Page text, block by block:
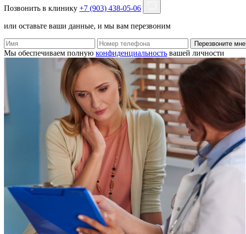
Позвонить в клинику +7 (903) 438-05-06
или оставьте ваши данные, и мы вам перезвоним
Перезвоните мне
Мы обеспечиваем полную конфиденциальность вашей личности